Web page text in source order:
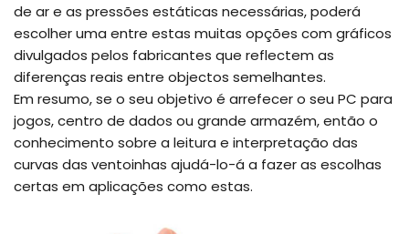
de ar e as pressões estáticas necessárias, poderá
escolher uma entre estas muitas opções com gráficos
divulgados pelos fabricantes que reflectem as
diferenças reais entre objectos semelhantes.
Em resumo, se o seu objetivo é arrefecer o seu PC para
jogos, centro de dados ou grande armazém, então o
conhecimento sobre a leitura e interpretação das
curvas das ventoinhas ajudá-lo-á a fazer as escolhas
certas em aplicações como estas.